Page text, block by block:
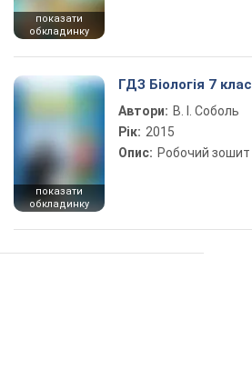
показати
обкладинку
показати
обкладинку
ГДЗ Біологія 7 клас
Автори: В. І. Соболь
Рік: 2015
Опис: Робочий зошит